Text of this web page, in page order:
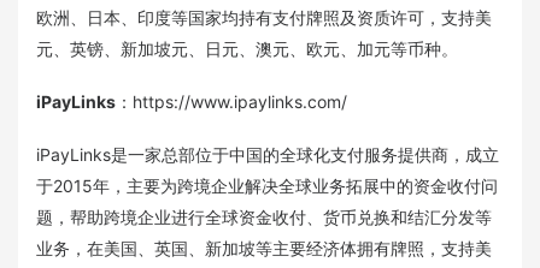
欧洲、日本、印度等国家均持有支付牌照及资质许可，支持美
元、英镑、新加坡元、日元、澳元、欧元、加元等币种。
iPayLinks ：https://www.ipaylinks.com/
iPayLinks是一家总部位于中国的全球化支付服务提供商，成立
于2015年，主要为跨境企业解决全球业务拓展中的资金收付问
题，帮助跨境企业进行全球资金收付、货币兑换和结汇分发等
业务，在美国、英国、新加坡等主要经济体拥有牌照，支持美